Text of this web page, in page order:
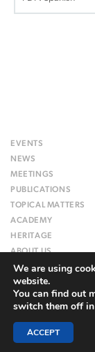
EVENTS
NEWS
MEETINGS
PUBLICATIONS
TOPICAL MATTERS
ACADEMY
HERITAGE
ABOUT US
WEBSITE
We are using
website.
You can find out
switch them off in
ACCEPT